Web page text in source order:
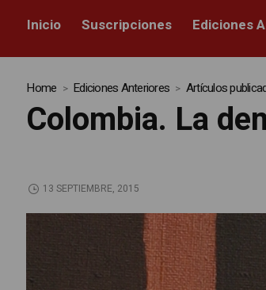
Inicio Suscripciones Ediciones
Home Ediciones Anteriores Artículos
Colombia. La
13 SEPTIEMBRE, 2015